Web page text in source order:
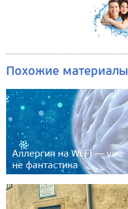
Похожие материалы
Аллергия на Wi Fi — уже
не фантастика